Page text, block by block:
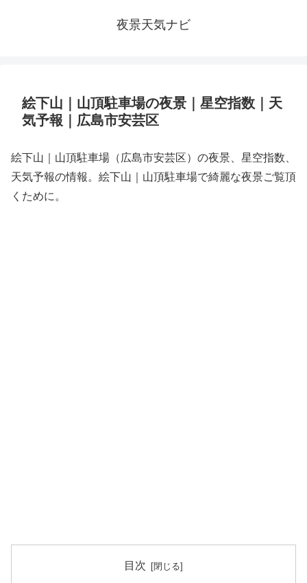
夜景天気ナビ
絵下山｜山頂駐車場の夜景｜星空指数｜天
気予報｜広島市安芸区
絵下山｜山頂駐車場（広島市安芸区）の夜景、星空指数、
天気予報の情報。絵下山｜山頂駐車場で綺麗な夜景ご覧頂
くために。
目次